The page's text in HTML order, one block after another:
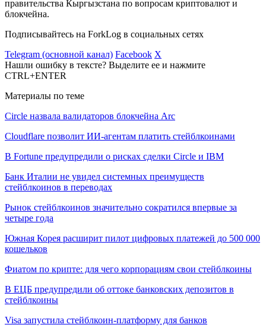
правительства Кыргызстана по вопросам криптовалют и
блокчейна.
Подписывайтесь на ForkLog в социальных сетях
Telegram (основной канал) Facebook X
Нашли ошибку в тексте? Выделите ее и нажмите
CTRL+ENTER
Материалы по теме
Circle назвала валидаторов блокчейна Arc
Cloudflare позволит ИИ-агентам платить стейблкоинами
В Fortune предупредили о рисках сделки Circle и IBM
Банк Италии не увидел системных преимуществ
стейблкоинов в переводах
Рынок стейблкоинов значительно сократился впервые за
четыре года
Южная Корея расширит пилот цифровых платежей до 500 000
кошельков
Фиатом по крипте: для чего корпорациям свои стейблкоины
В ЕЦБ предупредили об оттоке банковских депозитов в
стейблкоины
Visa запустила стейблкоин-платформу для банков